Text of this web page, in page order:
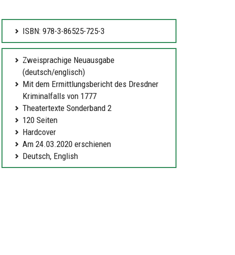
ISBN: 978-3-86525-725-3
Zweisprachige Neuausgabe
(deutsch/englisch)
Mit dem Ermittlungsbericht des Dresdner
Kriminalfalls von 1777
Theatertexte Sonderband 2
120 Seiten
Hardcover
Am 24.03.2020 erschienen
Deutsch, English